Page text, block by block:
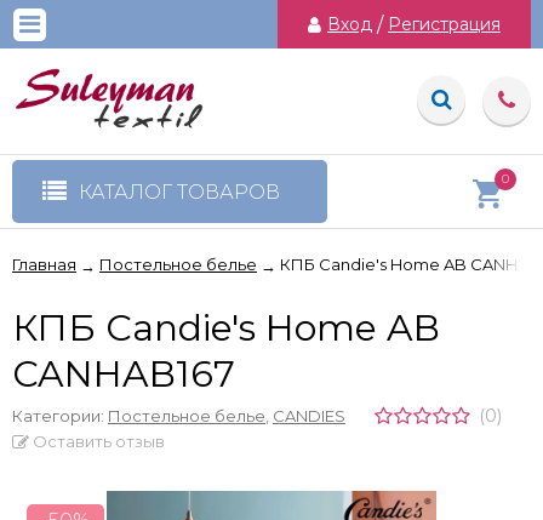
Вход / Регистрация
КАТАЛОГ ТОВАРОВ
0
Главная → Постельное белье → КПБ Candie's Home AB
КПБ Candie's Home AB
CANHAB167
Категории: Постельное белье CANDIES (0)
Оставить отзыв